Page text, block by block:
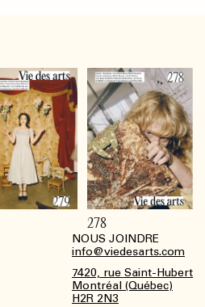
NOUS JOINDRE
info@viedesarts.com
7420, rue Saint-Hubert
Montréal (Québec)
H2R 2N3
278